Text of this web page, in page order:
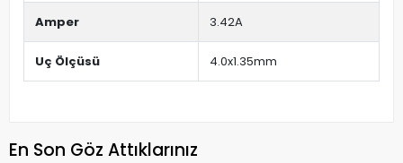
Amper 3.42A
Uç Ölçüsü 4.0x1.35mm
En Son Göz Attıklarınız